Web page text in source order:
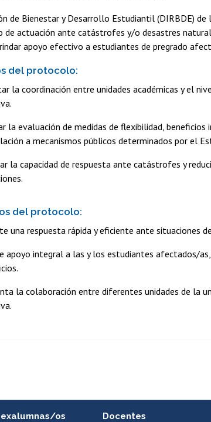
de Bienestar y Desarrollo Estudiantil (DIRBDE) de
de actuación ante catástrofes y/o desastres
apoyo efectivo a estudiantes de pregrado
del protocolo:
la coordinación entre unidades académicas y el
la evaluación de medidas de flexibilidad,
a mecanismos públicos determinados por el
la capacidad de respuesta ante catástrofes y
del protocolo:
una respuesta rápida y eficiente ante situaciones
apoyo integral a las y los estudiantes afectados/
la colaboración entre diferentes unidades de la
os Docentes